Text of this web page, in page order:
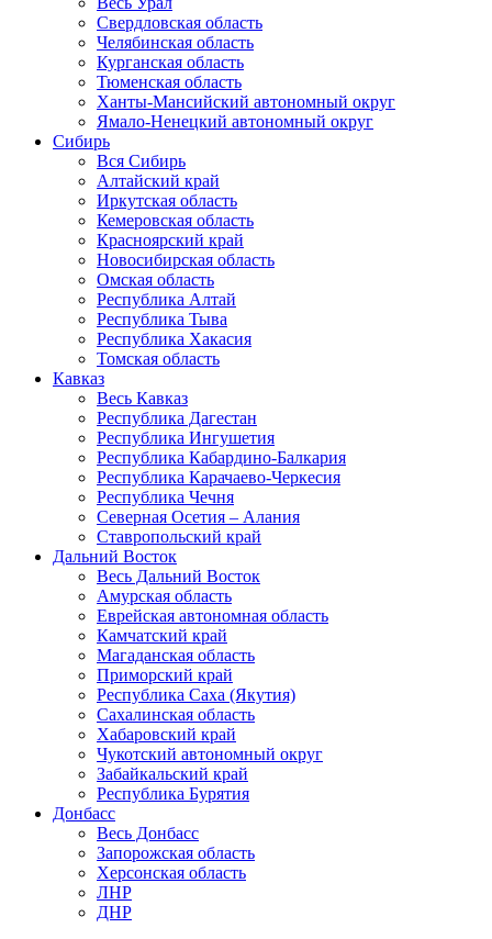
Свердловская область
Челябинская область
Курганская область
Тюменская область
Ханты-Мансийский автономный округ
Ямало-Ненецкий автономный округ
Сибирь
Вся Сибирь
Алтайский край
Иркутская область
Кемеровская область
Красноярский край
Новосибирская область
Омская область
Республика Алтай
Республика Тыва
Республика Хакасия
Томская область
Кавказ
Весь Кавказ
Республика Дагестан
Республика Ингушетия
Республика Кабардино-Балкария
Республика Карачаево-Черкесия
Республика Чечня
Северная Осетия – Алания
Ставропольский край
Дальний Восток
Весь Дальний Восток
Амурская область
Еврейская автономная область
Камчатский край
Магаданская область
Приморский край
Республика Саха (Якутия)
Сахалинская область
Хабаровский край
Чукотский автономный округ
Забайкальский край
Республика Бурятия
Донбасс
Весь Донбасс
Запорожская область
Херсонская область
ЛНР
ДНР